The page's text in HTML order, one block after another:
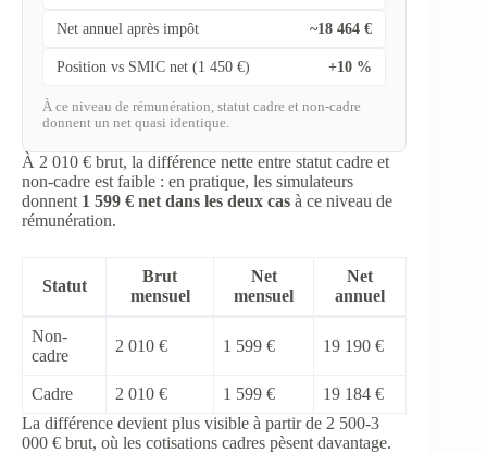
Net annuel après impôt ~18 464 €
Position vs SMIC net (1 450 €) +10 %
À ce niveau de rémunération, statut cadre et non-cadre
donnent un net quasi identique.
À 2 010 € brut, la différence nette entre statut cadre et
non-cadre est faible : en pratique, les simulateurs
donnent 1 599 € net dans les deux cas à ce niveau de
rémunération.
Statut
Brut
mensuel
Net
mensuel
Net
annuel
Non-
cadre
2 010 € 1 599 € 19 190 €
Cadre 2 010 € 1 599 €
19 184 €
La différence devient plus visible à partir de 2 500-3
000 € brut, où les cotisations cadres pèsent davantage.